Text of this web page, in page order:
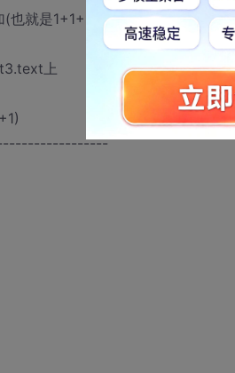
也就是1+1+1)，然后结果显示在
上